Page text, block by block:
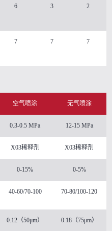
6 3 2
7 7 7
空气喷涂 无气喷涂
0.3-0.5 MPa 12-15 MPa
X03稀释剂 X03稀释剂
0-15% 0-5%
40-60/70-100 70-80/100-120
0.12（50μm） 0.18（75μm）